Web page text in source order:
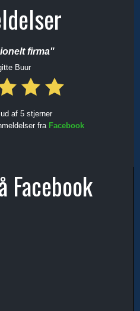
firma"
Buur
af 5 stjerner
fra Facebook
Facebook​